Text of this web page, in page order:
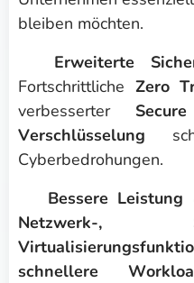
bleiben möchten.
Erweiterte
Fortschrittliche Zero
verbesserter
Verschlüsselung
Cyberbedrohungen.
Bessere
Netzwerk-,
schnellere